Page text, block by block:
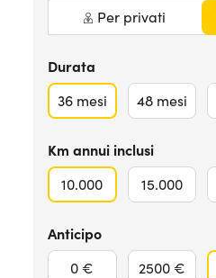
Per privati
Durata
36 mesi 48 mesi
Km annui inclusi
10.000 15.000
Anticipo
0 € 2500 €